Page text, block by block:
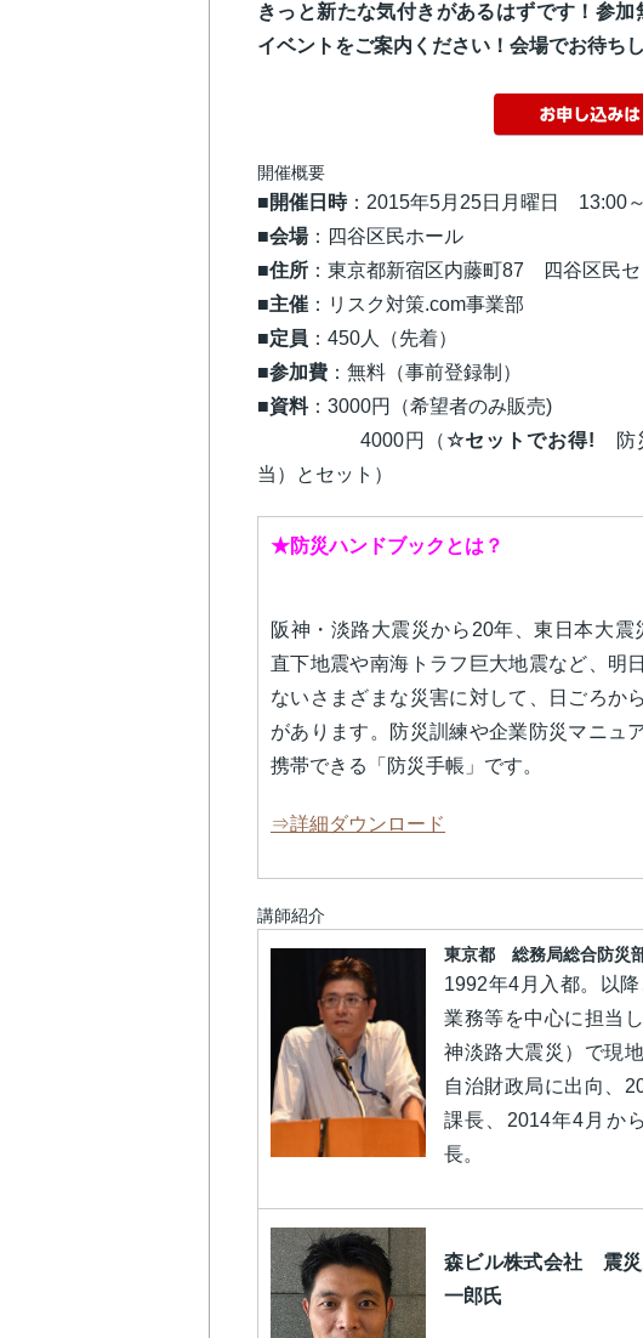
きっと新たな気付きがあるはずです！参
イベントをご案内ください！ 会場でお待ち
開催概要
■開催日時：2015年5月25日月曜日 13:00
■会場：四谷区民ホール
■住所 ：東京都新宿区内藤町87 四谷区民
■主催 ：リスク対策.com事業部
■定員 ：450人（先着）
■参加費 ：無料（事前登録制）
■資料：3000円（希望者のみ販売)
4000円（☆セットでお得! 防
当）とセット）
★防災ハンドブックとは？
阪神・淡路大震災から20年、東日本大震
直下地震や南海トラフ巨大地震など、明
ないさまざまな災害に対して、日ごろか
があります。防災訓練や企業防災マニュ
携帯できる「防災手帳」です。
⇒詳細ダウンロード
講師紹介
東京都 総務局総合防災
1992年4月入都。以
業務等を中心に担当
神淡路大震災）で現
自治財政局に出向、
課長、2014年4月か
長。
森ビル株式会社 震
一郎氏